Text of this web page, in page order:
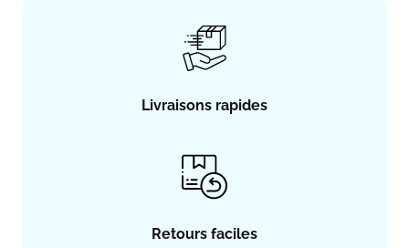
Livraisons rapides
Retours faciles